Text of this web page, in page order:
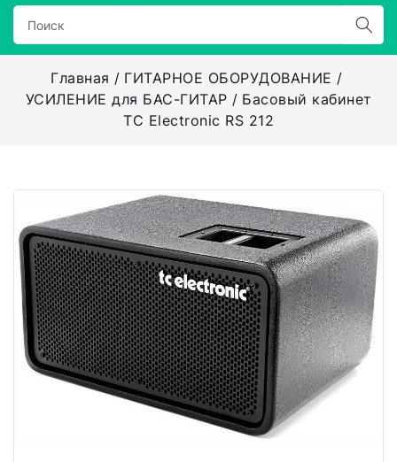
Главная
ГИТАРНОЕ ОБОРУДОВАНИЕ
УСИЛЕНИЕ для БАС-ГИТАР
Басовый кабинет
TC Electronic RS 212